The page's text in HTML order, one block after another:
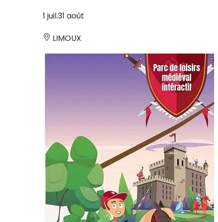
1 juil.31 août
LIMOUX